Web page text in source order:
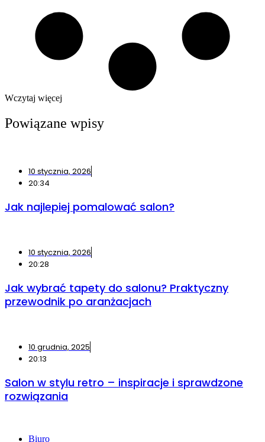
Wczytaj więcej
Powiązane wpisy
10 stycznia, 2026
20:34
Jak najlepiej pomalować salon?
10 stycznia, 2026
20:28
Jak wybrać tapety do salonu? Praktyczny
przewodnik po aranżacjach
10 grudnia, 2025
20:13
Salon w stylu retro – inspiracje i sprawdzone
rozwiązania
Biuro